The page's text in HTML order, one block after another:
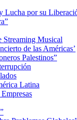
Lucha por su
Streaming Musical
de las Américas’
Palestinos”
Latina